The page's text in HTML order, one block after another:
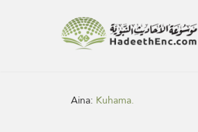
Aina: Kuhama.